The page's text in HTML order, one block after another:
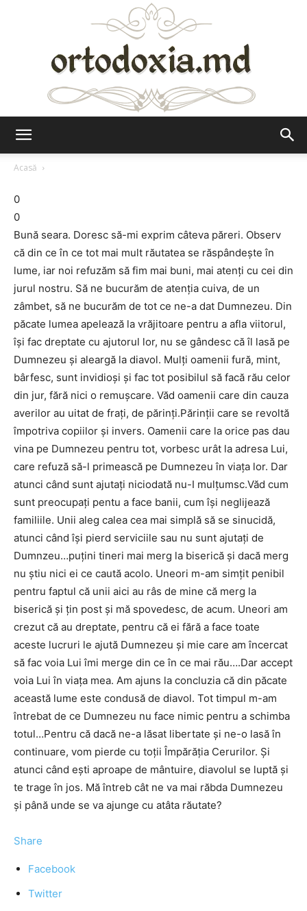
Acasă
0
0
Bună seara. Doresc să-mi exprim câteva păreri. Observ
că din ce în ce tot mai mult răutatea se răspândeşte în
lume, iar noi refuzăm să fim mai buni, mai atenţi cu cei din
jurul nostru. Să ne bucurăm de atenţia cuiva, de un
zâmbet, să ne bucurăm de tot ce ne-a dat Dumnezeu. Din
păcate lumea apelează la vrăjitoare pentru a afla viitorul,
îşi fac dreptate cu ajutorul lor, nu se gândesc că îl lasă pe
Dumnezeu şi aleargă la diavol. Mulţi oamenii fură, mint,
bârfesc, sunt invidioşi şi fac tot posibilul să facă rău celor
din jur, fără nici o remuşcare. Văd oamenii care din cauza
averilor au uitat de fraţi, de părinţi.Părinţii care se revoltă
împotriva copiilor şi invers. Oamenii care la orice pas dau
vina pe Dumnezeu pentru tot, vorbesc urât la adresa Lui,
care refuză să-l primească pe Dumnezeu în viaţa lor. Dar
atunci când sunt ajutaţi niciodată nu-I mulţumsc.Văd cum
sunt preocupaţi pentu a face banii, cum îşi neglijează
familiile. Unii aleg calea cea mai simplă să se sinucidă,
atunci când îşi pierd serviciile sau nu sunt ajutaţi de
Dumnzeu…puţini tineri mai merg la biserică şi dacă merg
nu ştiu nici ei ce caută acolo. Uneori m-am simţit penibil
pentru faptul că unii aici au râs de mine că merg la
biserică şi ţin post şi mă spovedesc, de acum. Uneori am
crezut că au dreptate, pentru că ei fără a face toate
aceste lucruri le ajută Dumnezeu şi mie care am încercat
să fac voia Lui îmi merge din ce în ce mai rău….Dar accept
voia Lui în viaţa mea. Am ajuns la concluzia că din păcate
această lume este condusă de diavol. Tot timpul m-am
întrebat de ce Dumnezeu nu face nimic pentru a schimba
totul…Pentru că dacă ne-a lăsat libertate şi ne-o lasă în
continuare, vom pierde cu toţii Împărăţia Cerurilor. Şi
atunci când eşti aproape de mântuire, diavolul se luptă şi
te trage în jos. Mă întreb cât ne va mai răbda Dumnezeu
şi până unde se va ajunge cu atâta răutate?
Share
Facebook
Twitter